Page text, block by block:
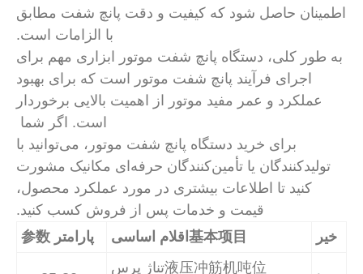
حاصل شود که کیفیت و دقت پانچ شفت مطابق
با الزامات است.
کلی، دستگاه پانچ شفت موتور ابزاری مهم برای
اجرای فرآیند پانچ شفت موتور است که برای بهبود
عملکرد و عمر مفید موتور از اهمیت بالایی برخوردار
است. اگر شما
برای خرید دستگاه پانچ شفت موتور، می‌توانید با
یا تأمین‌کنندگان حرفه‌ای مکانیک مشورت
کنید تا اطلاعات بیشتری در مورد عملکرد محصول،
قیمت و خدمات پس از فروش کسب کنید.
基本项目اقلام اساسی پارامتر 参数
液压冲筋机吨位تناژ پرس